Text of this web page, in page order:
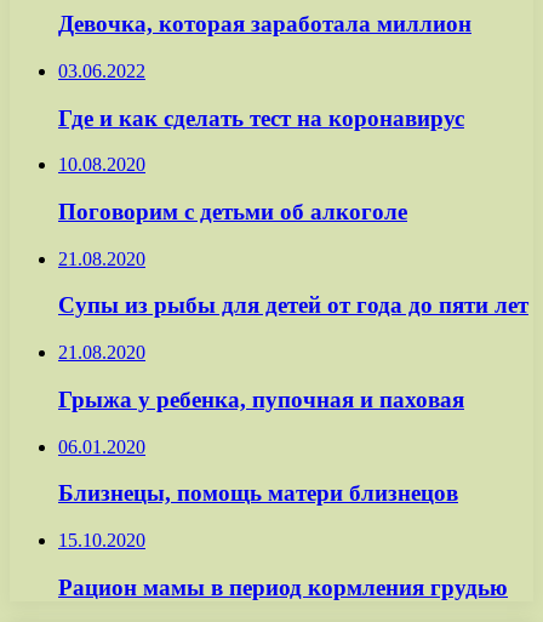
Девочка, которая заработала миллион
03.06.2022
Где и как сделать тест на коронавирус
10.08.2020
Поговорим с детьми об алкоголе
21.08.2020
Супы из рыбы для детей от года до пяти лет
21.08.2020
Грыжа у ребенка, пупочная и паховая
06.01.2020
Близнецы, помощь матери близнецов
15.10.2020
Рацион мамы в период кормления грудью